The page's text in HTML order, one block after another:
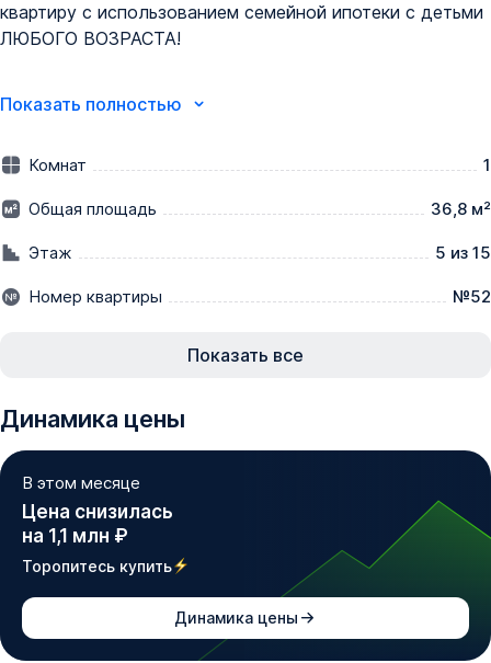
квартиру с использованием семейной ипотеки с детьми
ЛЮБОГО ВОЗРАСТА!
сдачей в этом году!
•⁠  ⁠Квартиры от 105 000₽/м²
•⁠  ⁠Семейная ипотека от 2,5% на весь срок без
удорожания
•⁠  ⁠Квартиры от 11 700 ₽/мес.
Внимание!
Выгодные условия по Семейной ипотеке скоро
отменят!
Уже скоро условия программы «Семейная Ипотека»
могут измениться:
•⁠  ⁠первоначальный взнос вырастет с 20,1% до 40,1%,
•⁠  ⁠ежемесячные платежи увеличатся почти вдвое,
•⁠  ⁠ставка поднимется до 12% и будет зависеть от
Показать полностью
Комнат 1
Общая площадь 36,8 м²
Этаж 5 из 15
Номер квартиры №52
Показать все
Динамика цены
В этом месяце
Цена снизилась
на 1,1 млн ₽
Торопитесь купить
Динамика цены